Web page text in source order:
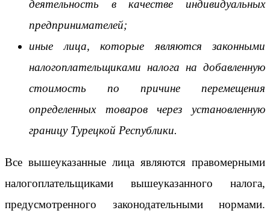
деятельность в качестве индивидуальных
предпринимателей;
иные лица, которые являются законными
налогоплательщиками налога на добавленную
стоимость по причине перемещения
определенных товаров через установленную
границу Турецкой Республики.
Все вышеуказанные лица являются правомерными
налогоплательщиками вышеуказанного налога,
предусмотренного законодательными нормами.